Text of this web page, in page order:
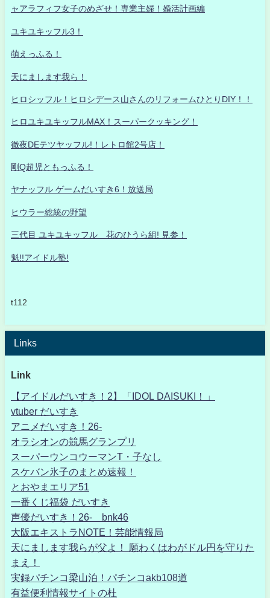
ャアラフィフ女子のめざせ！専業主婦！婚活計画編
ユキユキッフル3！
萌えっふる！
天にまします我ら！
ヒロシッフル！ヒロシデース山さんのリフォームひとりDIY！！
ヒロユキユキッフルMAX！スーパークッキング！
徹夜DEテツヤッフル!！レトロ館2号店！
剛Q超児ともっふる！
ヤナッフル ゲームだいすき6！放送局
ヒウラー総統の野望
三代目 ユキユキッフル 花のひうら組! 見参！
魁!!アイドル塾!
t112
Links
Link
【アイドルだいすき！2】「IDOL DAISUKI！」
vtuber だいすき
アニメだいすき！26-
オラシオンの競馬グランプリ
スーパーウンコウーマンT・子なし
スケバン氷子のまとめ速報！
とおやまエリア51
一番くじ福袋 だいすき
声優だいすき！26- bnk46
大阪エキストラNOTE！芸能情報局
天にまします我らが父よ！ 願わくはわがドル円を守りた
まえ！
実録パチンコ梁山泊！パチンコakb108道
有益便利情報サイトの杜